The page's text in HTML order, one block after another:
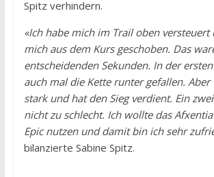
Spitz verhindern.
«Ich habe mich im Trail oben versteuert
mich aus dem Kurs geschoben. Das
entscheidenden Sekunden. In der
auch mal die Kette runter gefallen. Aber
stark und hat den Sieg verdient. Ein
nicht zu schlecht. Ich wollte das
Epic nutzen und damit bin ich sehr
bilanzierte Sabine Spitz.